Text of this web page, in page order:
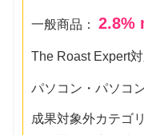
一般商品：2.8%
The Roast Expert
パソコン・パソコ
成果対象外カテゴ